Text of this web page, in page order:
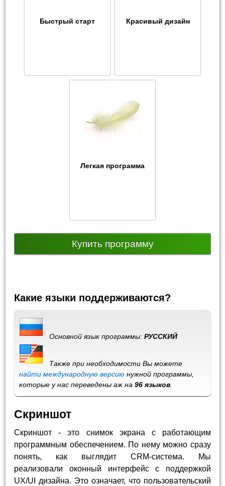
Быстрый старт Красивый дизайн
Легкая программа
Купить программу
Какие языки поддерживаются?
Основной язык программы:РУССКИЙ
Также при необходимости Вы можете
найти международную версию нужной программы,
которые у нас переведены аж на96 языков
Скриншот
Скриншот - это снимок экрана с работающим
программным обеспечением. По нему можно сразу
понять, как выглядит CRM-система. Мы
реализовали оконный интерфейс с поддержкой
UX/UI дизайна. Это означает, что пользовательский